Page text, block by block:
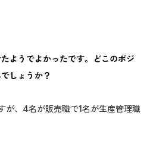
ようでよかったです。どこのポジ
しょうか？
が、4名が販売職で1名が生産管理職